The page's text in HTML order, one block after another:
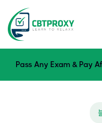
Pass Any Exam & Pay